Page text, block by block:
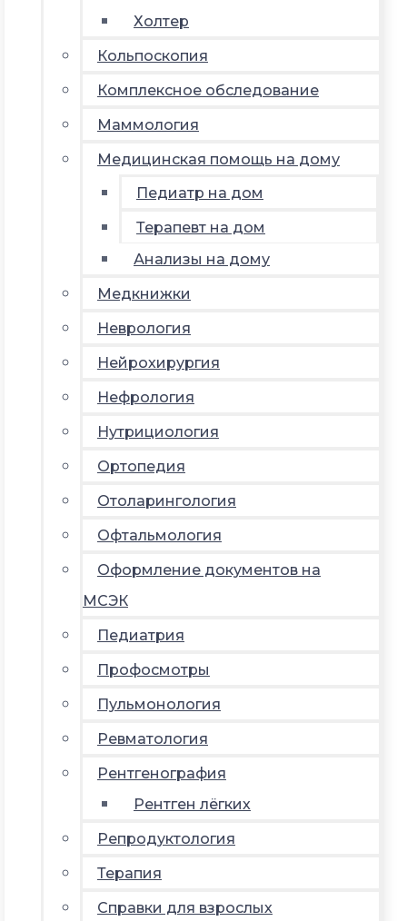
Холтер
Кольпоскопия
Комплексное обследование
Маммология
Медицинская помощь на дому
Педиатр на дом
Терапевт на дом
Анализы на дому
Медкнижки
Неврология
Нейрохирургия
Нефрология
Нутрициология
Ортопедия
Отоларингология
Офтальмология
Оформление документов на
МСЭК
Педиатрия
Профосмотры
Пульмонология
Ревматология
Рентгенография
Рентген лёгких
Репродуктология
Терапия
Справки для взрослых